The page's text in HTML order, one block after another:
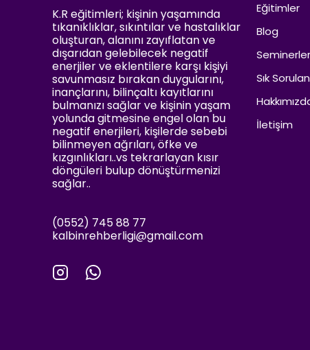
Eğitimler
Blog
Seminerler
Sık
İletişim
K.R eğitimleri; kişinin yaşamında
tıkanıklıklar, sıkıntılar ve hastalıklar
oluşturan, alanını zayıflatan ve
dışarıdan gelebilecek negatif
enerjiler ve eklentilere karşı kişiyi
savunmasız bırakan duygularını,
inançlarını, bilinçaltı kayıtlarını
bulmanızı sağlar ve kişinin yaşam
yolunda gitmesine engel olan bu
negatif enerjileri, kişilerde sebebi
bilinmeyen ağrıları, öfke ve
kızgınlıkları..vs tekrarlayan kısır
döngüleri bulup dönüştürmenizi
sağlar..
(0552) 745 88 77
kalbinrehberligi@gmail.com